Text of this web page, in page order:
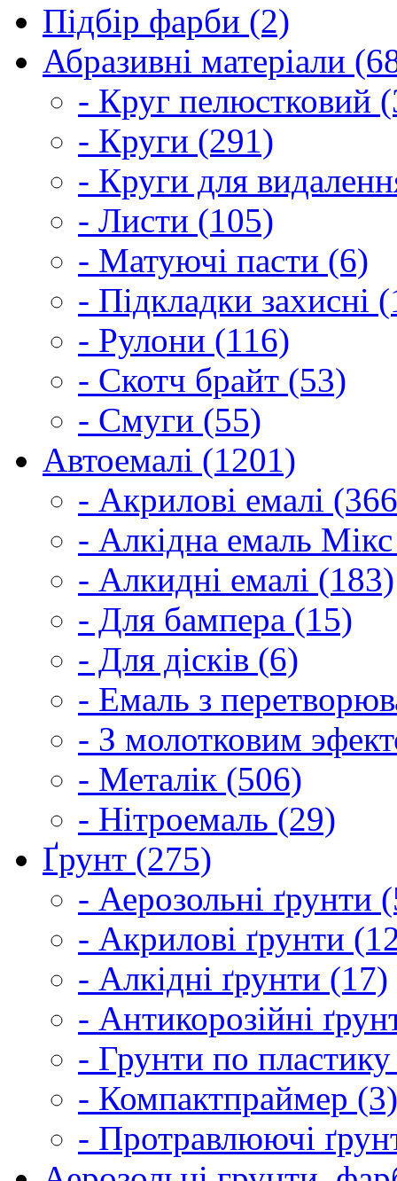
Підбір фарби (2)
Абразивні матеріали
- Круг пелюстковий
- Круги (291)
- Круги для
- Листи (105)
- Матуючі пасти (6)
- Підкладки захисні
- Рулони (116)
- Скотч брайт (53)
- Смуги (55)
Автоемалі (1201)
- Акрилові емалі
- Алкідна емаль
- Алкидні емалі (183)
- Для бампера (15)
- Для дісків (6)
- Емаль з
- З молотковим
- Металік (506)
- Нітроемаль (29)
Ґрунт (275)
- Аерозольні ґрунти
- Акрилові ґрунти
- Алкідні ґрунти (17)
- Антикорозійні
- Грунти по
- Компактпраймер (3)
- Протравлюючі